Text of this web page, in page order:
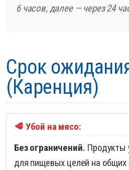
6 часов, далее — через 24
Срок
(Каренция)
🥩 Убой на мясо:
Без ограничений. Продукты
для пищевых целей на общих